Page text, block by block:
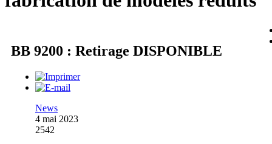
BB 9200 : Retirage DISPONIBLE
News
4 mai 2023
2542